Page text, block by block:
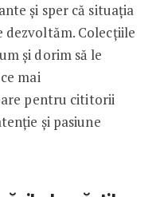
și sper că situația
dezvoltăm. Colecțiile
și dorim să le
mai
pentru cititorii
și pasiune